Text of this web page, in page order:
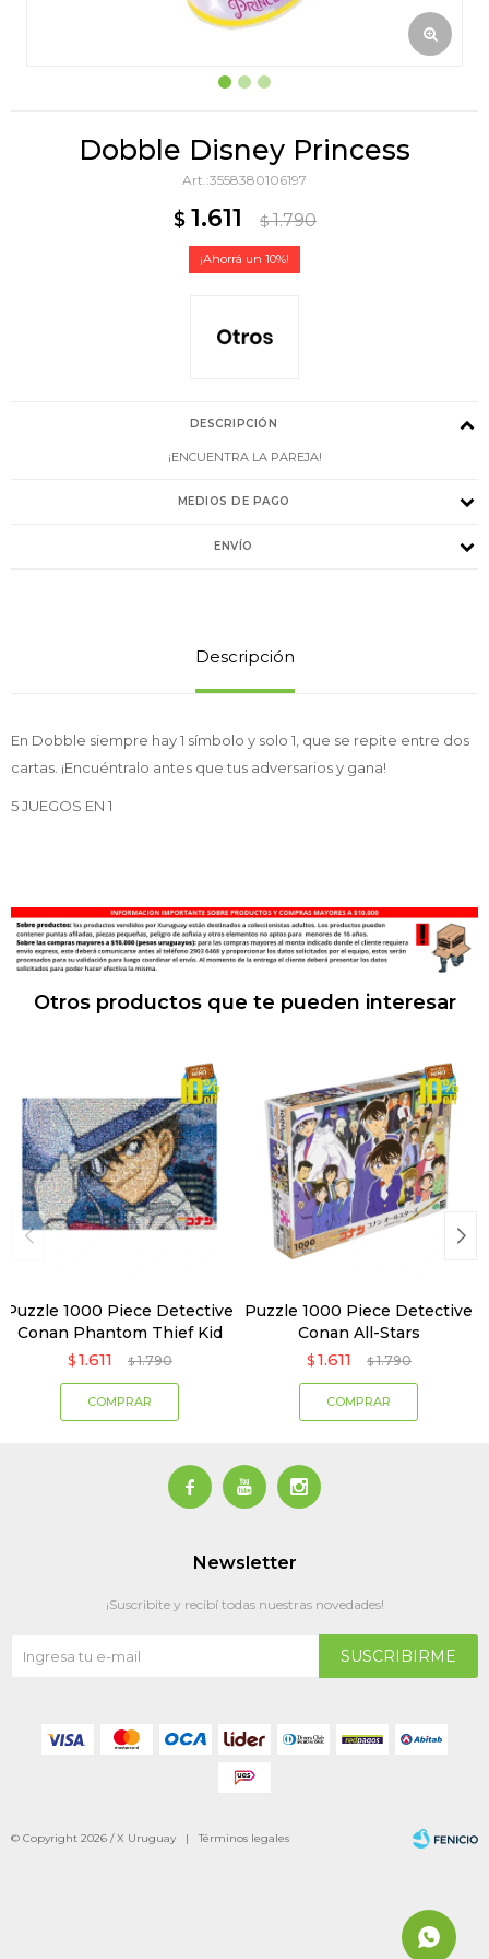
Dobble Disney Princess
3558380106197
$ 1.611 $ 1.790
10
DESCRIPCIÓN
¡ENCUENTRA LA PAREJA!
MEDIOS DE PAGO
ENVÍO
Descripción
En Dobble siempre hay 1 símbolo y solo 1, que se repite entre dos
cartas. ¡Encuéntralo antes que tus adversarios y gana!
5 JUEGOS EN 1
Otros productos que te pueden interesar
Puzzle 1000 Piece Detective
Conan Phantom Thief Kid
$ 1.611 $ 1.790
Puzzle 1000 Piece Detective
Conan All-Stars
$ 1.611 $ 1.790
  
Newsletter
¡Suscribite y recibí todas nuestras novedades!
SUSCRIBIRME
© Copyright 2026 / X Uruguay |Términos legales